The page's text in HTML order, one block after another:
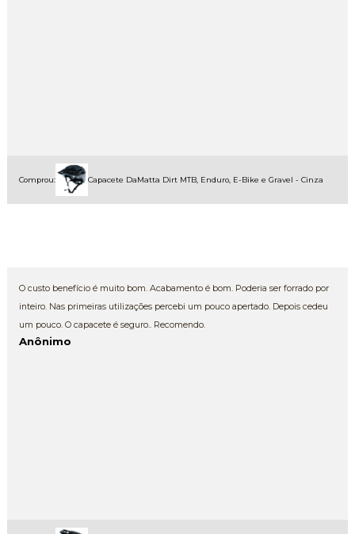
Comprou: Capacete DaMatta Dirt MTB, Enduro, E-Bike e Gravel - Cinza
O custo benefício é muito bom. Acabamento é bom. Poderia ser forrado por
inteiro. Nas primeiras utilizações percebi um pouco apertado. Depois cedeu
um pouco. O capacete é seguro.. Recomendo.
Anônimo